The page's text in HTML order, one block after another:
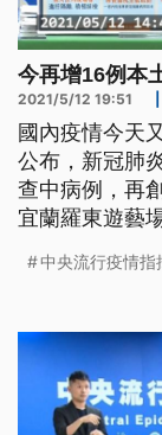
今再增16例本
2021/5/12 19:51
國內疫情今天
公布，新冠肺
查中病例，再
宜蘭羅東遊藝
病例。指揮官
冠肺炎疫情拉
調查中病例，
中央流行疫情指